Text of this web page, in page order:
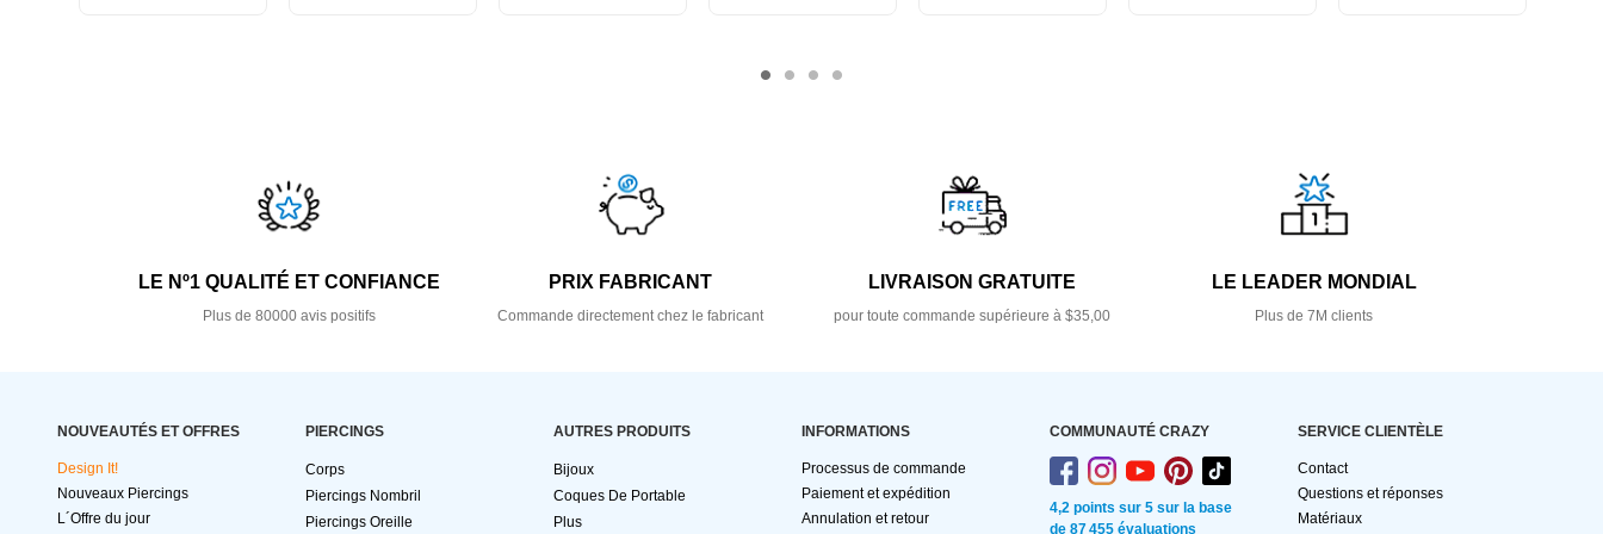
LE Nº1 QUALITÉ ET CONFIANCE
Plus de 80000 avis positifs
PRIX FABRICANT
Commande directement chez le fabricant
LIVRAISON GRATUITE
pour toute commande supérieure à $35,00
LE LEADER MONDIAL
Plus de 7M clients
NOUVEAUTÉS ET OFFRES
Design It!
Nouveaux Piercings
L´Offre du jour
PIERCINGS
Corps
Piercings Nombril
Piercings Oreille
AUTRES PRODUITS
Bijoux
Coques De Portable
Plus
INFORMATIONS
Processus de commande
Paiement et expédition
Annulation et retour
COMMUNAUTÉ CRAZY
4,2 points sur 5 sur la base
de 87 455 évaluations
SERVICE CLIENTÈLE
Contact
Questions et réponses
Matériaux